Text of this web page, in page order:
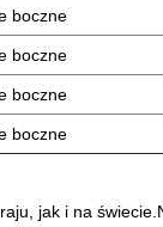
boczne
boczne
boczne
boczne
jak i na